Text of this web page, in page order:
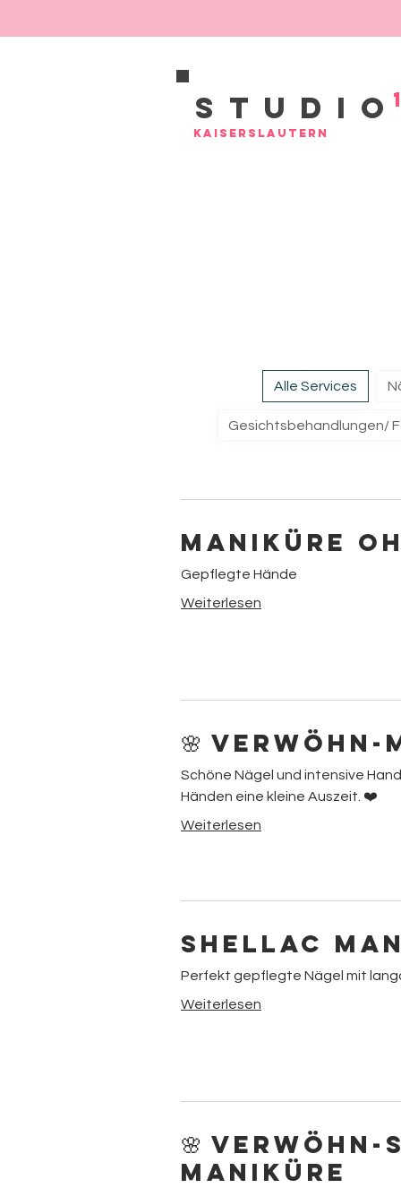
Studio
Kaiserslautern
1
Alle Services
Maniküre
Gepflegte Hände
Weiterlesen
🌸 Verwöhn-
Schöne Nägel und intensive
Händen eine kleine Auszeit. ❤️
Weiterlesen
Shellac
Perfekt gepflegte Nägel mit
Weiterlesen
🌸
Maniküre